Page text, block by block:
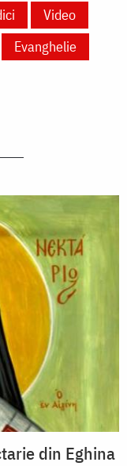
Video
Evanghelie
din Eghina